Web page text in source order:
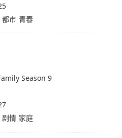
都市 青春
Season 9
剧情 家庭